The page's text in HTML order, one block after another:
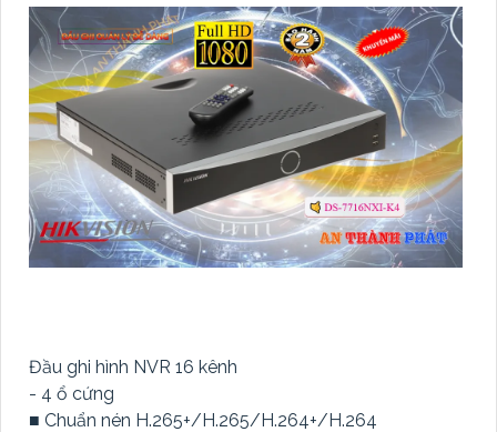
Đầu ghi hình NVR 16 kênh
- 4 ổ cứng
■ Chuẩn nén H.265+/H.265/H.264+/H.264